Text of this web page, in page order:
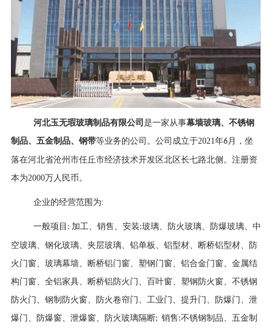
河北玉无瑕玻璃制品有限公司 是一家从事幕墙玻璃、不锈钢
制品、五金制品、钢带等业务的公司。公司 成立于2021年6月，坐
落在河北省沧州市任丘市经济技术开发区北区长七路北侧 。 注册资
本为2000万人民币 。
企业的经营范围为:
一般项目 : 加工、销售、安装:玻璃、防火玻璃、防爆玻璃、中
空玻璃、钢化玻璃、夹层玻璃、铝单板、铝型材、断桥铝型材、防
火门窗、玻璃幕墙、断桥铝门窗、塑钢门窗、铝合金门窗、金属结
构门窗、全铝家具、断桥铝防火门、百叶窗、塑钢防火窗、不锈钢
防火门、钢制防火窗、防火卷帘门、工业门、提升门、防爆门、泄
爆门、防爆窗、泄爆窗、防火玻璃隔断; 销售:不锈钢制品、五金制